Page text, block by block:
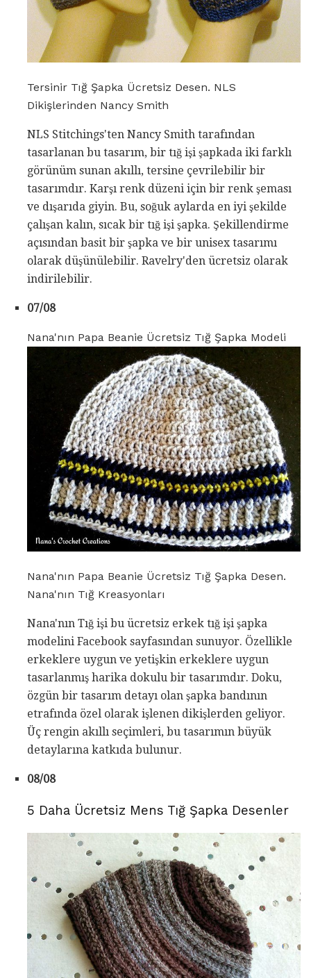
Tersinir Tığ Şapka Ücretsiz Desen. NLS
Dikişlerinden Nancy Smith
NLS Stitchings'ten Nancy Smith tarafından
tasarlanan bu tasarım, bir tığ işi şapkada iki farklı
görünüm sunan akıllı, tersine çevrilebilir bir
tasarımdır. Karşı renk düzeni için bir renk şeması
ve dışarıda giyin. Bu, soğuk aylarda en iyi şekilde
çalışan kalın, sıcak bir tığ işi şapka. Şekillendirme
açısından basit bir şapka ve bir unisex tasarımı
olarak düşünülebilir. Ravelry'den ücretsiz olarak
indirilebilir.
07/08
Nana'nın Papa Beanie Ücretsiz Tığ Şapka Modeli
Nana'nın Papa Beanie Ücretsiz Tığ Şapka Desen.
Nana'nın Tığ Kreasyonları
Nana'nın Tığ işi bu ücretsiz erkek tığ işi şapka
modelini Facebook sayfasından sunuyor. Özellikle
erkeklere uygun ve yetişkin erkeklere uygun
tasarlanmış harika dokulu bir tasarımdır. Doku,
özgün bir tasarım detayı olan şapka bandının
etrafında özel olarak işlenen dikişlerden geliyor.
Üç rengin akıllı seçimleri, bu tasarımın büyük
detaylarına katkıda bulunur.
08/08
5 Daha Ücretsiz Mens Tığ Şapka Desenler